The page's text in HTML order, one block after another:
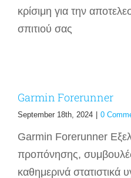
κρίσιμη για την
σπιτιού σας
Garmin Forerunner
September 18th, 2024 0
Garmin Forerunner
προπόνησης,
καθημερινά στατιστικά